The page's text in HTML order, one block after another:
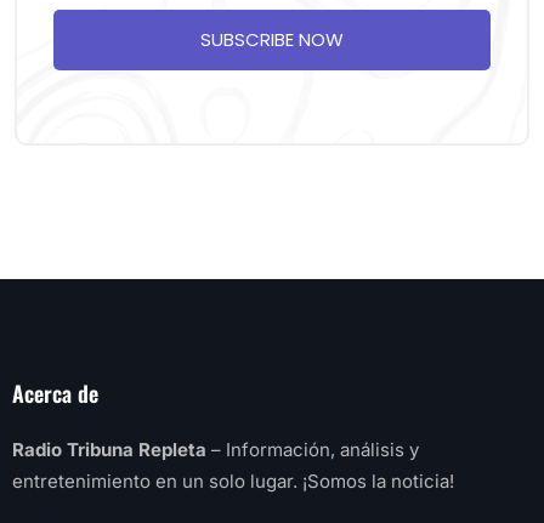
SUBSCRIBE NOW
Acerca de
Radio Tribuna Repleta – Información, análisis y
entretenimiento en un solo lugar. ¡Somos la noticia!